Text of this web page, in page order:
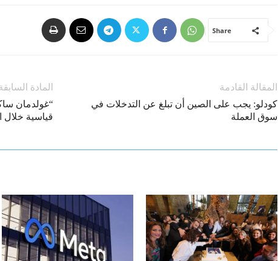
Share
المادة
“غولدمان
قياسية خلال
المقالة القادمة
كودلو: يجب على الصين أن تبلغ عن التدخلات في
سوق العملة